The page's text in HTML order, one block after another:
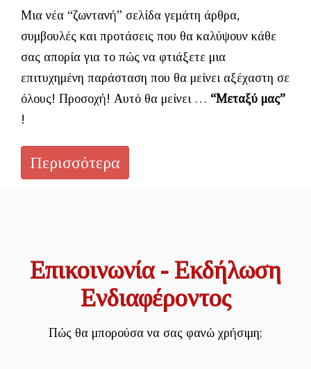
Μια νέα “ζωντανή” σελίδα γεμάτη άρθρα,
συμβουλές και προτάσεις που θα καλύψουν κάθε
σας απορία για το πώς να φτιάξετε μια
επιτυχημένη παράσταση που θα μείνει αξέχαστη σε
όλους! Προσοχή! Αυτό θα μείνει … “Μεταξύ μας”
!
Περισσότερα
Επικοινωνία - Εκδήλωση
Ενδιαφέροντος
Πώς θα μπορούσα να σας φανώ χρήσιμη;